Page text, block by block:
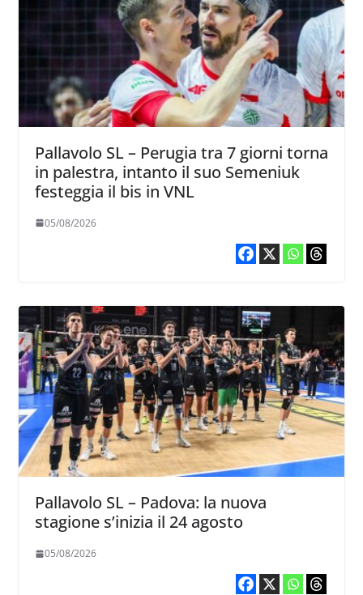
Pallavolo SL – Perugia tra 7 giorni torna
in palestra, intanto il suo Semeniuk
festeggia il bis in VNL
05/08/2026
Pallavolo SL – Padova: la nuova
stagione s’inizia il 24 agosto
05/08/2026